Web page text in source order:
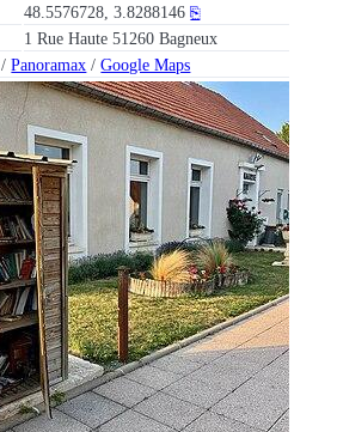
48.5576728, 3.8288146 ⎘
1 Rue Haute 51260 Bagneux
/Panoramax /Google Maps